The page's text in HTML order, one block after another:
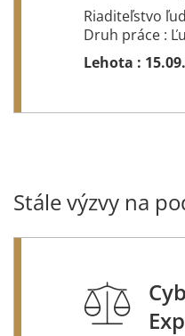
Riaditeľstvo
Druh práce :
Lehota :
Stále výzvy na